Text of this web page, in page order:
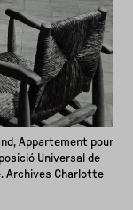
Appartement pour
Universal de
Archives Charlotte